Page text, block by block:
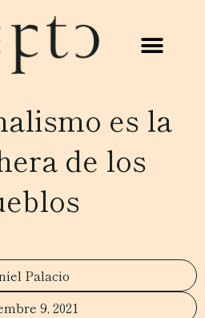
es la
de los
Palacio
9, 2021